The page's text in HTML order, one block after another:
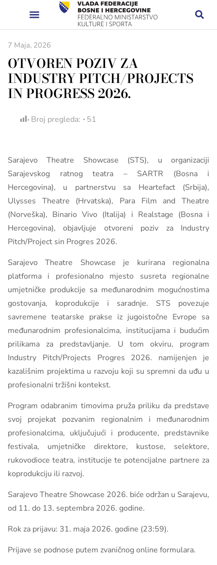
7 Maja, 2026
OTVOREN POZIV ZA
INDUSTRY PITCH/PROJECTS
IN PROGRESS 2026.
Broj pregleda: 51
Sarajevo Theatre Showcase (STS), u organizaciji
Sarajevskog ratnog teatra – SARTR (Bosna i
Hercegovina), u partnerstvu sa Heartefact (Srbija),
Ulysses Theatre (Hrvatska), Para Film and Theatre
(Norveška), Binario Vivo (Italija) i Realstage (Bosna i
Hercegovina), objavljuje otvoreni poziv za Industry
Pitch/Project sin Progres 2026.
Sarajevo Theatre Showcase je kurirana regionalna
platforma i profesionalno mjesto susreta regionalne
umjetničke produkcije sa međunarodnim mogućnostima
gostovanja, koprodukcije i saradnje. STS povezuje
savremene teatarske prakse iz jugoistočne Evrope sa
međunarodnim profesionalcima, institucijama i budućim
prilikama za predstavljanje. U tom okviru, program
Industry Pitch/Projects Progres 2026. namijenjen je
kazališnim projektima u razvoju koji su spremni da uđu u
profesionalni tržišni kontekst.
Program odabranim timovima pruža priliku da predstave
svoj projekat pozvanim regionalnim i međunarodnim
profesionalcima, uključujući i producente, predstavnike
festivala, umjetničke direktore, kustose, selektore,
rukovodioce teatra, institucije te potencijalne partnere za
koprodukciju ili razvoj.
Sarajevo Theatre Showcase 2026. biće održan u Sarajevu,
od 11. do 13. septembra 2026. godine.
Rok za prijavu: 31. maja 2026. godine (23:59).
Prijave se podnose putem zvaničnog online formulara.